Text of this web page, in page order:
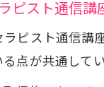
ピスト通信講
ラピスト通信講
点が共通して